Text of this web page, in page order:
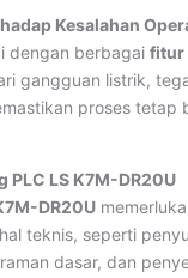
Kesalahan
dengan berbagai fitur
gangguan listrik,
proses tetap
PLC LS K7M-DR20U
DR20U
teknis, seperti
dasar, dan